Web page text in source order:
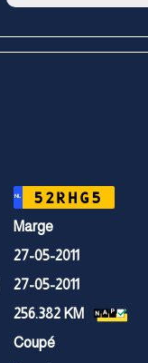
NL 52RHG5
Marge
27-05-2011
27-05-2011
256.382 KM
Coupé